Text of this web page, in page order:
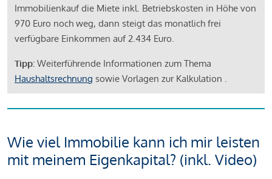
Immobilienkauf die Miete inkl. Betriebskosten in Höhe von
970 Euro noch weg, dann steigt das monatlich frei
verfügbare Einkommen auf 2.434 Euro.
Tipp: Weiterführende Informationen zum Thema
Haushaltsrechnung sowie Vorlagen zur Kalkulation .
Wie viel Immobilie kann ich mir leisten
mit meinem Eigenkapital? (inkl. Video)